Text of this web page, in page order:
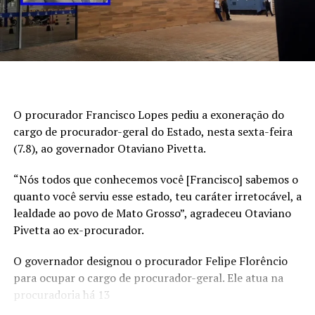
O álbum demonstra a importância das políticas públicas
de incentivo à cultura desenvolvidas pela Prefeitura de
Cuiabá. Por meio da Lei Paulo Gustavo, a Secretaria
grossense.
Além da produção musical, o projeto também valoriza a
Tamii, retrata elementos característicos da Serra
Abaixo, como a estrada de chão, as serras, o pôr do sol
da Baixada Cuiabana e os dançarinos de siriri, traduzindo
visualmente a relação entre música, território e
Cultura cuiabana ganha novos espaços
indicam que o desmatamento na Amazônia teve queda
de 36,87% entre agosto de 2025 e julho de 2026 – menor
valor desde 2016, quando iniciou a série histórica.
O procurador Francisco Lopes pediu a exoneração do
cargo de procurador-geral do Estado, nesta sexta-feira
(7.8), ao governador Otaviano Pivetta.
“Nós todos que conhecemos você [Francisco] sabemos o
quanto você serviu esse estado, teu caráter irretocável, a
lealdade ao povo de Mato Grosso”, agradeceu Otaviano
Pivetta ao ex-procurador.
O governador designou o procurador Felipe Florêncio
para ocupar o cargo de procurador-geral. Ele atua na
procuradoria há 13